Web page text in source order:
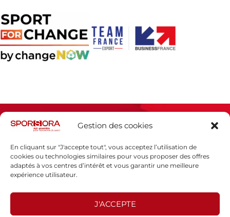
Gestion des cookies
En cliquant sur "J'accepte tout", vous acceptez l’utilisation de
cookies ou technologies similaires pour vous proposer des offres
adaptés à vos centres d’intérêt et vous garantir une meilleure
expérience utilisateur.
J'ACCEPTE
Espace presse
Politique de confidentialité